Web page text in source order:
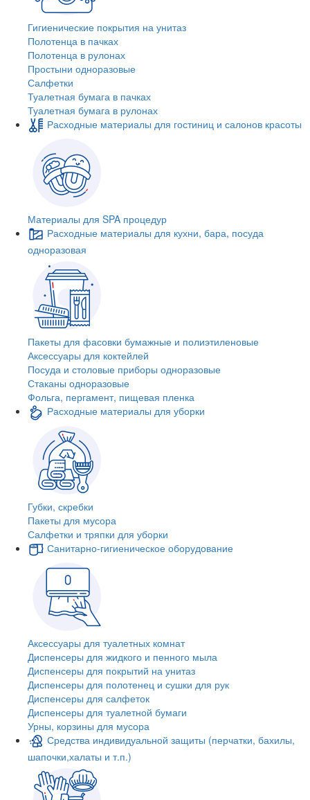
Гигиенические покрытия на унитаз
Полотенца в пачках
Полотенца в рулонах
Простыни одноразовые
Салфетки
Туалетная бумага в пачках
Туалетная бумага в рулонах
Расходные материалы для гостиниц и салонов красоты
Материалы для SPA процедур
Расходные материалы для кухни, бара, посуда
одноразовая
Пакеты для фасовки бумажные и полиэтиленовые
Аксессуары для коктейлей
Посуда и столовые приборы одноразовые
Стаканы одноразовые
Фольга, пергамент, пищевая пленка
Расходные материалы для уборки
Губки, скребки
Пакеты для мусора
Салфетки и тряпки для уборки
Санитарно-гигиеническое оборудование
Аксессуары для туалетных комнат
Диспенсеры для жидкого и пенного мыла
Диспенсеры для покрытий на унитаз
Диспенсеры для полотенец и сушки для рук
Диспенсеры для салфеток
Диспенсеры для туалетной бумаги
Урны, корзины для мусора
Средства индивидуальной защиты (перчатки, бахилы,
шапочки,халаты и т.п.)